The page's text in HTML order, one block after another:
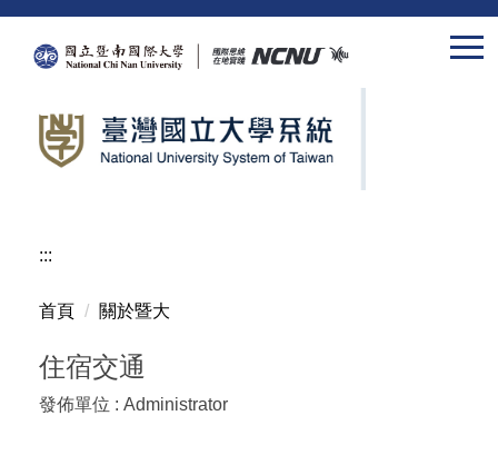
跳
:::
首頁 關於暨大
住宿交通
發佈單位 : Administrator